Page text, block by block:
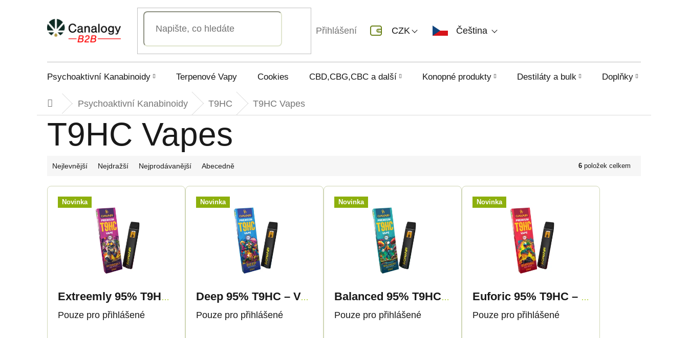
CZK Čeština
Přihlášení
Psychoaktivní Kanabinoidy Terpenové Vapy Cookies CBD,CBG,CBC a další Konopné produkty Destiláty a bulk Doplňky
DomůPsychoaktivní Kanabinoidy T9HC T9HC Vapes
T9HC Vapes
Ř
a
z
p
Nejlevnější Nejdražší Nejprodávanější Abecedně 6 položek celkem
V
s
p
Novinka
Extreemly 95% T9HC – Vape – 1ml - Canapuff
Pouze pro přihlášené
Novinka
Deep 95% T9HC – Vape – 1ml - Canapuff
Pouze pro přihlášené
Novinka
Balanced 95% T9HC – Vape – 1ml - Canapuff
Pouze pro přihlášené
Novinka
Euforic 95% T9HC – Vape – 1ml - Canapuff
Pouze pro přihlášené